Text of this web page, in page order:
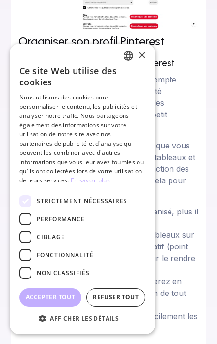
Organiser son profil Pinterest
Pourquoi organiser son profil Pinterest
Une fois que vous avez créé votre compte
professionnel, vous aurez la possibilité
d’épingler des photos, des vidéos et des
infographies sur Pinterest. Mais, un petit
prérequis est nécessaire !
Avant de publier sur Pinterest, il faut que vous
organisiez votre profil en créant des tableaux et
des sous-tableaux à l’intérieur en fonction des
problématiques que vous traitez, et cela pour
1 – Plus votre profil Pinterest est organisé, plus il
sera optimisé et générera du trafic.
Vous devez créer un minium de 10 tableaux sur
votre profil dont un tableau collaboratif (point
abordé plus loin dans cet article) pour le rendre
performant.
2 – Quand vous publierez vous gagnerez en
efficacité car vous n’aurez pas besoin de tout
catégoriser plus tard.
3 – Vos lecteurs retrouveront plus facilement les
×
Ce site Web utilise des
cookies
Nous utilisons des cookies pour
personnaliser le contenu, les publicités et
analyser notre trafic. Nous partageons
également des informations sur votre
utilisation de notre site avec nos
partenaires de publicité et d'analyse qui
peuvent les combiner avec d'autres
informations que vous leur avez fournies ou
qu'ils ont collectées lors de votre utilisation
de leurs services. En savoir plus
STRICTEMENT NÉCESSAIRES
PERFORMANCE
CIBLAGE
FONCTIONNALITÉ
NON CLASSIFIÉS
ACCEPTER TOUT REFUSER TOUT
AFFICHER LES DÉTAILS